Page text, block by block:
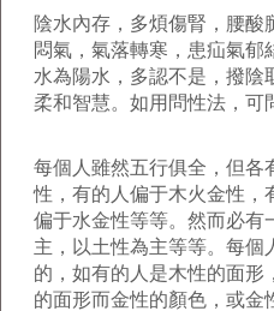
陰水內存，多煩傷腎，腰酸
悶氣，氣落轉寒，患疝氣郁
水為陽水，多認不是，撥陰
柔和智慧。如用問性法，可
每個人雖然五行俱全，但各
性，有的人偏于木火金性，
偏于水金性等等。然而必有
主，以土性為主等等。每個
的，如有的人是木性的面形
的面形而金性的顏色，或金